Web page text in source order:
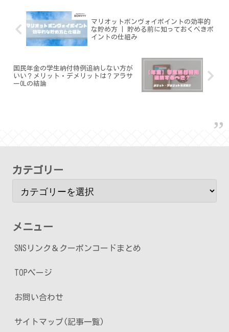
マリオットボンヴォイポイントの効率的
な貯め方 | 貯める前に知っておくべきポ
イントの仕組み
国民年金の学生納付特例追納しない方が
いい？メリット・デメリットは？アラサ
ーOLの結論
カテゴリー
メニュー
SNSリンク＆クーポンコードまとめ
TOPページ
お問い合わせ
サイトマップ(記事一覧)